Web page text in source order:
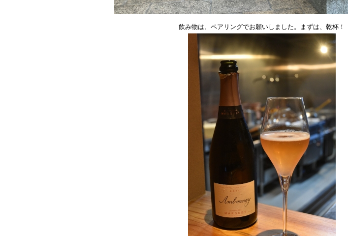
飲み物は、ペアリングでお願いしました。まずは、乾杯！